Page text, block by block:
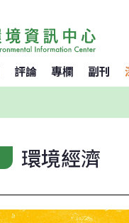
評論 專欄 副刊
環境經濟